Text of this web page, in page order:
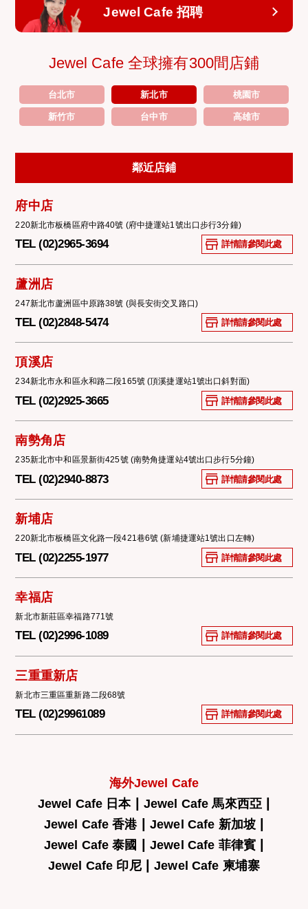
Jewel Cafe 招聘
Jewel Cafe 全球擁有300間店鋪
台北市 新北市 桃園市
新竹市 台中市 高雄市
鄰近店鋪
府中店
220新北市板橋區府中路40號 (府中捷運站1號出口步行3分鐘)
TEL (02)2965-3694 詳情請參閱此處
蘆洲店
247新北市蘆洲區中原路38號 (與長安街交叉路口)
TEL (02)2848-5474 詳情請參閱此處
頂溪店
234新北市永和區永和路二段165號 (頂溪捷運站1號出口斜對面)
TEL (02)2925-3665 詳情請參閱此處
南勢角店
235新北市中和區景新街425號 (南勢角捷運站4號出口步行5分鐘)
TEL (02)2940-8873 詳情請參閱此處
新埔店
220新北市板橋區文化路一段421巷6號 (新埔捷運站1號出口左轉)
TEL (02)2255-1977 詳情請參閱此處
幸福店
新北市新莊區幸福路771號
TEL (02)2996-1089 詳情請參閱此處
三重重新店
新北市三重區重新路二段68號
TEL (02)29961089 詳情請參閱此處
海外Jewel Cafe
Jewel Cafe 日本| Jewel Cafe 馬來西亞
Jewel Cafe 香港| Jewel Cafe 新加坡|
Jewel Cafe 泰國 Jewel Cafe 菲律賓|
Jewel Cafe 印尼|Jewel Cafe 柬埔寨